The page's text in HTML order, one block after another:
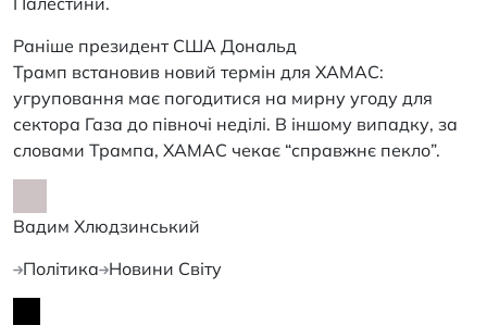
Раніше президент США Дональд
Трамп встановив новий термін для ХАМАС:
угруповання має погодитися на мирну угоду для
сектора Газа до півночі неділі. В іншому випадку, за
словами Трампа, ХАМАС чекає “справжнє пекло”.
Вадим Хлюдзинський
Політика Новини Світу